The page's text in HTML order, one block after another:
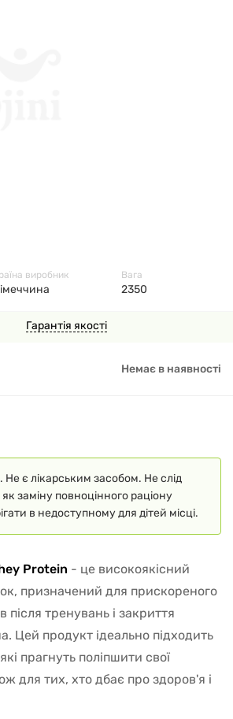
Гарантія якості
Немає в наявності
виробник Вага
2350
Не є лікарським засобом. Не слід
заміну повноцінного раціону
в недоступному для дітей місці.
Protein - це високоякісний
призначений для прискореного
після тренувань і закриття
Цей продукт ідеально підходить
прагнуть поліпшити свої
для тих, хто дбає про здоров'я і